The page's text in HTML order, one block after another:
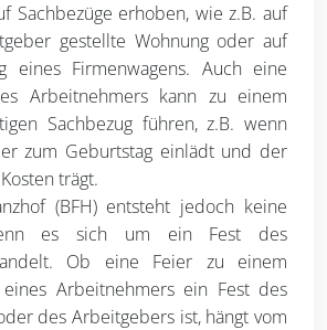
Sachbezüge erhoben, wie z.B. auf
gestellte Wohnung oder auf
eines Firmenwagens. Auch eine
Arbeitnehmers kann zu einem
Sachbezug führen, z.B. wenn
zum Geburtstag einlädt und der
trägt.
(BFH) entsteht jedoch keine
es sich um ein Fest des
Ob eine Feier zu einem
Arbeitnehmers ein Fest des
des Arbeitgebers ist, hängt vom